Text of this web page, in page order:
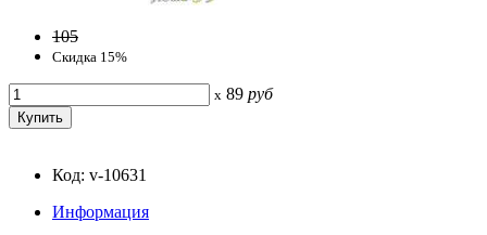
105
Скидка 15%
x 89 руб
Код: v-10631
Информация